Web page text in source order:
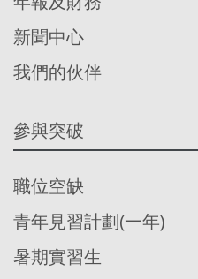
新聞中心
我們的伙伴
參與突破
職位空缺
青年見習計劃(一年)
暑期實習生